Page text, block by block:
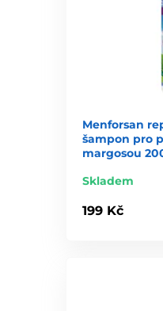
Menforsan
šampon pro
margosou
Skladem
199 Kč